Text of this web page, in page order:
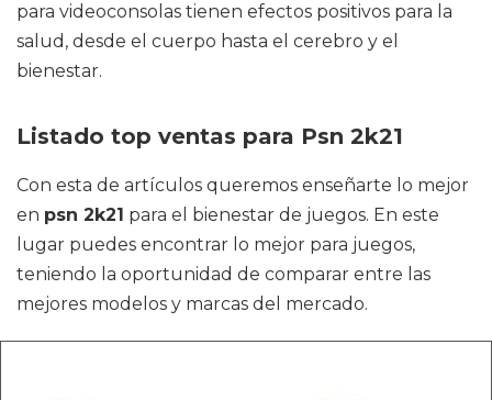
para videoconsolas tienen efectos positivos para la
salud, desde el cuerpo hasta el cerebro y el
bienestar.
Listado top ventas para Psn 2k21
Con esta de artículos queremos enseñarte lo mejor
en psn 2k21 para el bienestar de juegos. En este
lugar puedes encontrar lo mejor para juegos,
teniendo la oportunidad de comparar entre las
mejores modelos y marcas del mercado.